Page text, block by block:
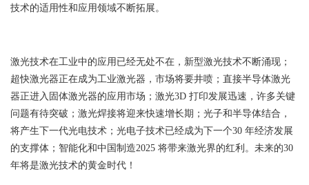
技术的适用性和应用领域不断拓展。
激光技术在工业中的应用已经无处不在，新型激光技术不断涌现；
超快激光器正在成为工业激光器，市场将要井喷；直接半导体激光
器正进入固体激光器的应用市场；激光3D 打印发展迅速，许多关键
问题有待突破；激光焊接将迎来快速增长期；光子和半导体结合，
将产生下一代光电技术；光电子技术已经成为下一个30 年经济发展
的支撑体；智能化和中国制造2025 将带来激光界的红利。未来的30
年将是激光技术的黄金时代！